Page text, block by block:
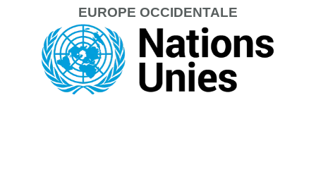
EUROPE OCCIDENTALE